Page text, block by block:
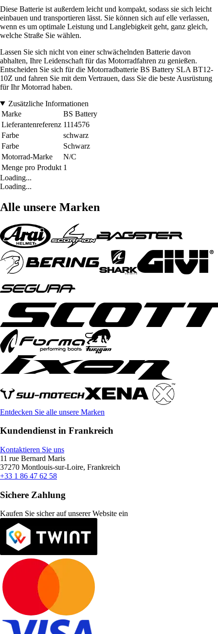
Diese Batterie ist außerdem leicht und kompakt, sodass sie sich leicht
einbauen und transportieren lässt. Sie können sich auf elle verlassen,
wenn es um optimale Leistung und Langlebigkeit geht, ganz gleich,
welche Straße Sie wählen.
Lassen Sie sich nicht von einer schwächelnden Batterie davon
abhalten, Ihre Leidenschaft für das Motorradfahren zu genießen.
Entscheiden Sie sich für die Motorradbatterie BS Battery SLA BT12-
10Z und fahren Sie mit dem Vertrauen, dass Sie die beste Ausrüstung
für Ihr Motorrad haben.
Zusätzliche Informationen
Marke
BS Battery
Lieferantenreferenz 1114576
Farbe
schwarz
Farbe
Schwarz
Motorrad-Marke
N/C
Menge pro Produkt 1
Loading...
Loading...
Alle unsere Marken
Entdecken Sie alle unsere Marken
Kundendienst in Frankreich
Kontaktieren Sie uns
11 rue Bernard Maris
37270 Montlouis-sur-Loire, Frankreich
+33 1 86 47 62 58
Sichere Zahlung
Kaufen Sie sicher auf unserer Website ein